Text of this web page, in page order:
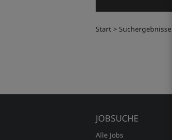
Start Suchergebnisse
JOBSUCHE
Alle Jobs